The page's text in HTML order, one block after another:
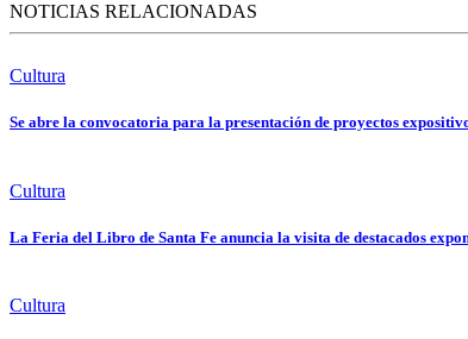
NOTICIAS RELACIONADAS
Cultura
Se abre la convocatoria para la presentación de proyectos
Cultura
La Feria del Libro de Santa Fe anuncia la visita de destacados
Cultura